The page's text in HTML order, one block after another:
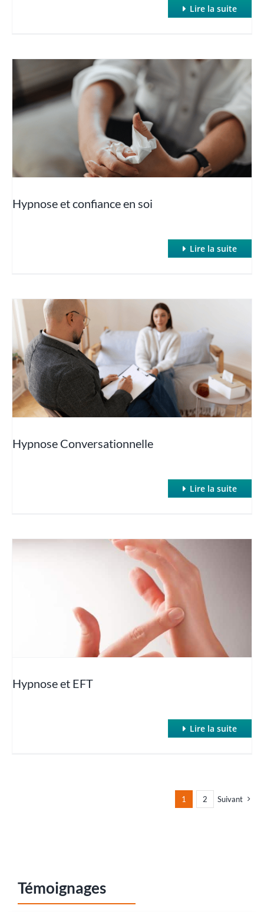
Lire la suite
Hypnose et confiance en soi
Lire la suite
Hypnose Conversationnelle
Lire la suite
Hypnose et EFT
Lire la suite
1 2 Suivant
Témoignages